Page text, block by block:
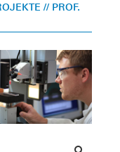
// PROF.